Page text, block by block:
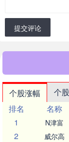
提交评论
个股涨幅 个
排名
名称
1
N津富
2 威尔高